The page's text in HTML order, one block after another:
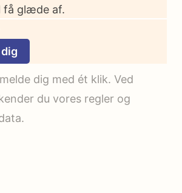
få glæde af.
dig med ét klik. Ved
du vores regler og